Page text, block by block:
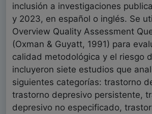
inclusión a investigaciones
y 2023, en español o inglés. Se
Overview Quality Assessment
(Oxman & Guyatt, 1991) para
calidad metodológica y el riesgo
incluyeron siete estudios que
siguientes categorías: trastorno
trastorno depresivo persistente,
depresivo no especificado,